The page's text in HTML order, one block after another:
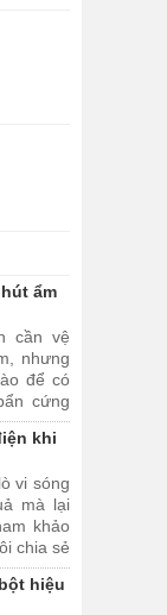
ẩm
cần vệ
nhưng
để có
cứng
hút ẩm.
Tại
hút
đây
khi
vi sóng
mà lại
khảo
chia sẻ
hiệu